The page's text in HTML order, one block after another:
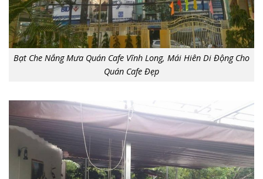
Bạt Che Nắng Mưa Quán Cafe Vĩnh Long, Mái Hiên Di Động Cho
Quán Cafe Đẹp